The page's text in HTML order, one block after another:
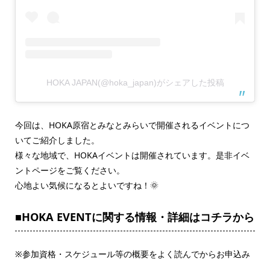
HOKA JAPAN(@hoka_japan)がシェアした投稿
今回は、HOKA原宿とみなとみらいで開催されるイベントにつ
いてご紹介しました。
様々な地域で、HOKAイベントは開催されています。是非イベ
ントページをご覧ください。
心地よい気候になるとよいですね！🌞
■HOKA EVENTに関する情報・詳細はコチラから
※参加資格・スケジュール等の概要をよく読んでからお申込み